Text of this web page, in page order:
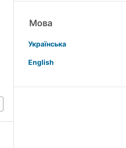
Мова
Українська
English